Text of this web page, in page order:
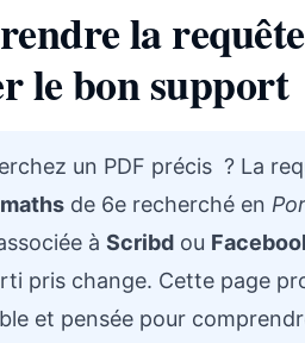
la
le bon support
un PDF précis ? La
de 6e recherché en
à Scribdou
pris change. Cette page
et pensée pour